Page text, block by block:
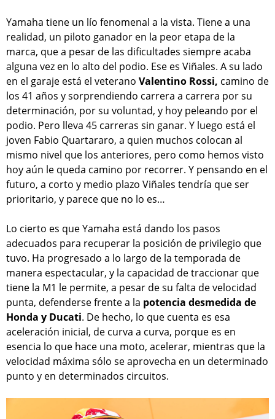
Yamaha tiene un lío fenomenal a la vista. Tiene a una
realidad, un piloto ganador en la peor etapa de la
marca, que a pesar de las dificultades siempre acaba
alguna vez en lo alto del podio. Ese es Viñales. A su lado
en el garaje está el veterano Valentino Rossi, camino de
los 41 años y sorprendiendo carrera a carrera por su
determinación, por su voluntad, y hoy peleando por el
podio. Pero lleva 45 carreras sin ganar. Y luego está el
joven Fabio Quartararo, a quien muchos colocan al
mismo nivel que los anteriores, pero como hemos visto
hoy aún le queda camino por recorrer. Y pensando en el
futuro, a corto y medio plazo Viñales tendría que ser
prioritario, y parece que no lo es…
Lo cierto es que Yamaha está dando los pasos
adecuados para recuperar la posición de privilegio que
tuvo. Ha progresado a lo largo de la temporada de
manera espectacular, y la capacidad de traccionar que
tiene la M1 le permite, a pesar de su falta de velocidad
punta, defenderse frente a la potencia desmedida de
Honda y Ducati. De hecho, lo que cuenta es esa
aceleración inicial, de curva a curva, porque es en
esencia lo que hace una moto, acelerar, mientras que la
velocidad máxima sólo se aprovecha en un determinado
punto y en determinados circuitos.